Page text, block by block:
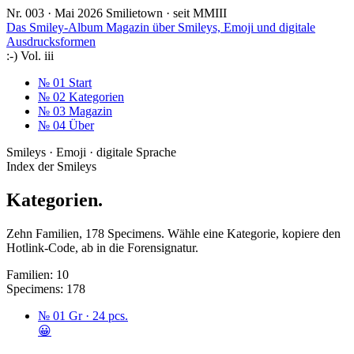
Nr. 003 · Mai 2026 Smilietown · seit MMIII
Das Smiley-Album Magazin über Smileys, Emoji und digitale
Ausdrucksformen
:-) Vol. iii
№ 01 Start
№ 02 Kategorien
№ 03 Magazin
№ 04 Über
Smileys · Emoji · digitale Sprache
Index der Smileys
Kategorien.
Zehn Familien, 178 Specimens. Wähle eine Kategorie, kopiere den
Hotlink-Code, ab in die Forensignatur.
Familien: 10
Specimens: 178
№ 01 Gr · 24 pcs.
😀